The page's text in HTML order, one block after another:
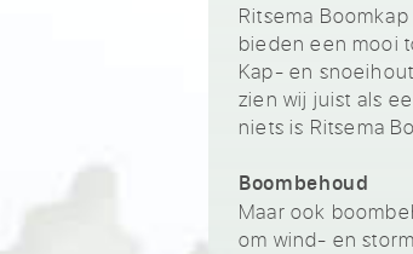
Ritsema
bieden een mooi
Kap- en
zien wij juist als
niets is Ritsema
Boombehoud
Maar ook
om wind- en